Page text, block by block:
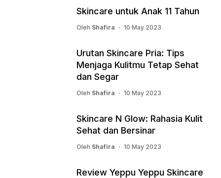
Skincare untuk Anak 11 Tahun
Oleh Shafira 10 May 2023
Urutan Skincare Pria: Tips
Menjaga Kulitmu Tetap Sehat
dan Segar
Oleh Shafira 10 May 2023
Skincare N Glow: Rahasia Kulit
Sehat dan Bersinar
Oleh Shafira 10 May 2023
Review Yeppu Yeppu Skincare